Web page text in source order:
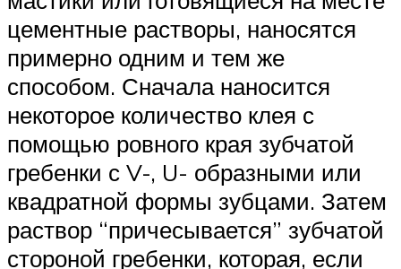
цементные растворы, наносятся
примерно одним и тем же
способом. Сначала наносится
некоторое количество клея с
помощью ровного края зубчатой
гребенки с V-, U- образными или
квадратной формы зубцами. Затем
раствор “причесывается” зубчатой
стороной гребенки, которая, если